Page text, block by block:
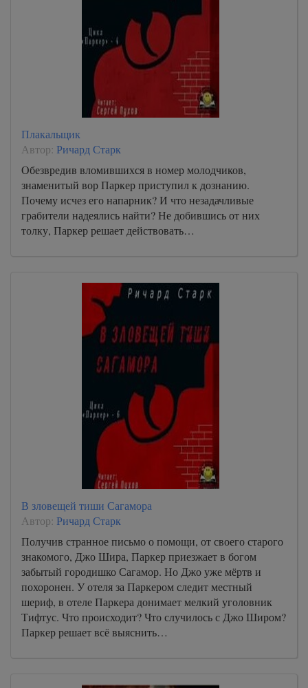
Плакальщик
Автор: Ричард Старк
Обезвредив вломившихся в номер молодчиков,
знаменитый вор Паркер приступил к дознанию.
Почему исчез его напарник? И что незадачливые
грабители надеялись найти? Не добившись от них
толку, Паркер решает действовать…
В зловещей тиши Сагамора
Автор: Ричард Старк
Получив странное письмо о помощи, от своего старого
знакомого, Джо Шира, Паркер приезжает в богом
забытый городишко Сагамор. Но Джо уже мёртв и
похоронен. У отеля за Паркером следит местный
шериф, в отеле Паркера донимает мелкий уголовник
Тифтус. Что происходит? Что случилось с Джо Широм?
Паркер решает всё выяснить…